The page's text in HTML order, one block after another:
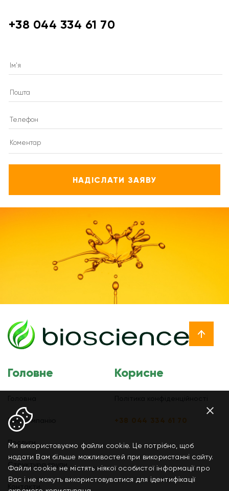
+38 044 334 61 70
Головне
Про компанію
Послуги
Структура групи
Корисне
+38 044 334 61 70
Ми використовуємо файли cookie. Це потрібно, щоб
надати Вам більше можливостей при використанні сайту.
Файли cookie не містять ніякої особистої інформації про
Вас і не можуть використовуватися для ідентифікації